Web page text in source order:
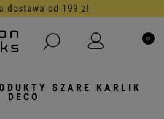
dni na darmowy zwrot
SZARE KARLIK
DECO